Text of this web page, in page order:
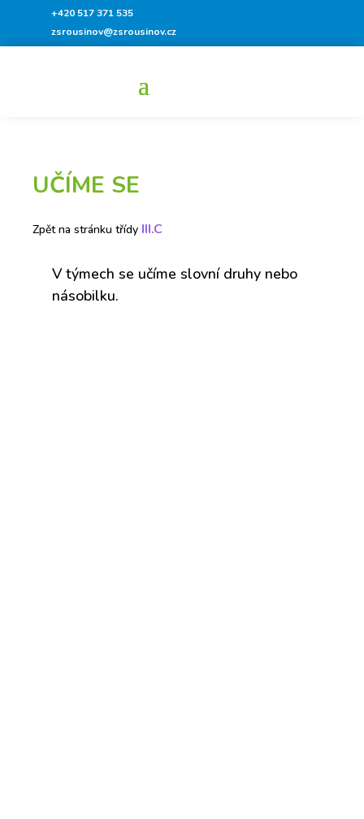
+420 517 371 535
zsrousinov@zsrousinov.cz
UČÍME SE
Zpět na stránku třídy III.C
V týmech se učíme slovní druhy nebo
násobilku.